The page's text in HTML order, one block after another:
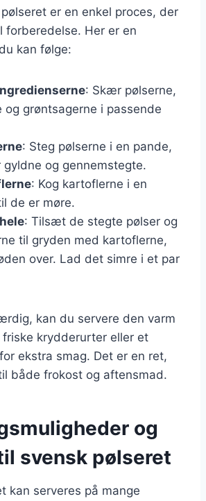
er en enkel proces, der
forberedelse. Her er en
kan følge:
: Skær pølserne,
og grøntsagerne i passende
: Steg pølserne i en pande,
og gennemstegte.
: Kog kartoflerne i en
de er møre.
: Tilsæt de stegte pølser og
til gryden med kartoflerne,
over. Lad det simre i et par
kan du servere den varm
krydderurter eller et
ekstra smag. Det er en ret,
både frokost og aftensmad.
og
svensk pølseret
kan serveres på mange